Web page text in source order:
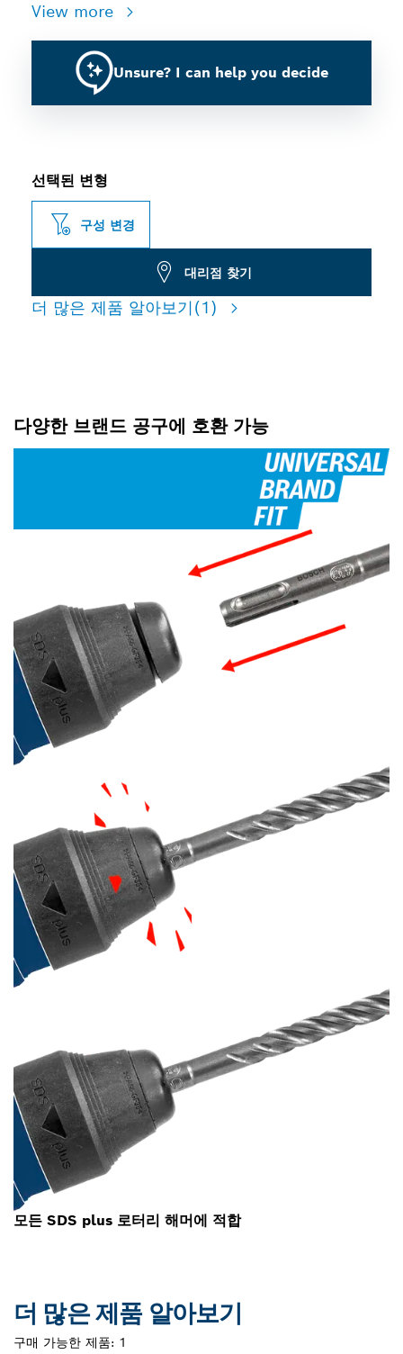
View more
Unsure? I can help you decide
선택된 변형
구성 변경
대리점 찾기
더 많은 제품 알아보기(1)
다양한 브랜드 공구에 호환 가능
모든 SDS plus 로터리 해머에 적합
더 많은 제품 알아보기
구매 가능한 제품: 1